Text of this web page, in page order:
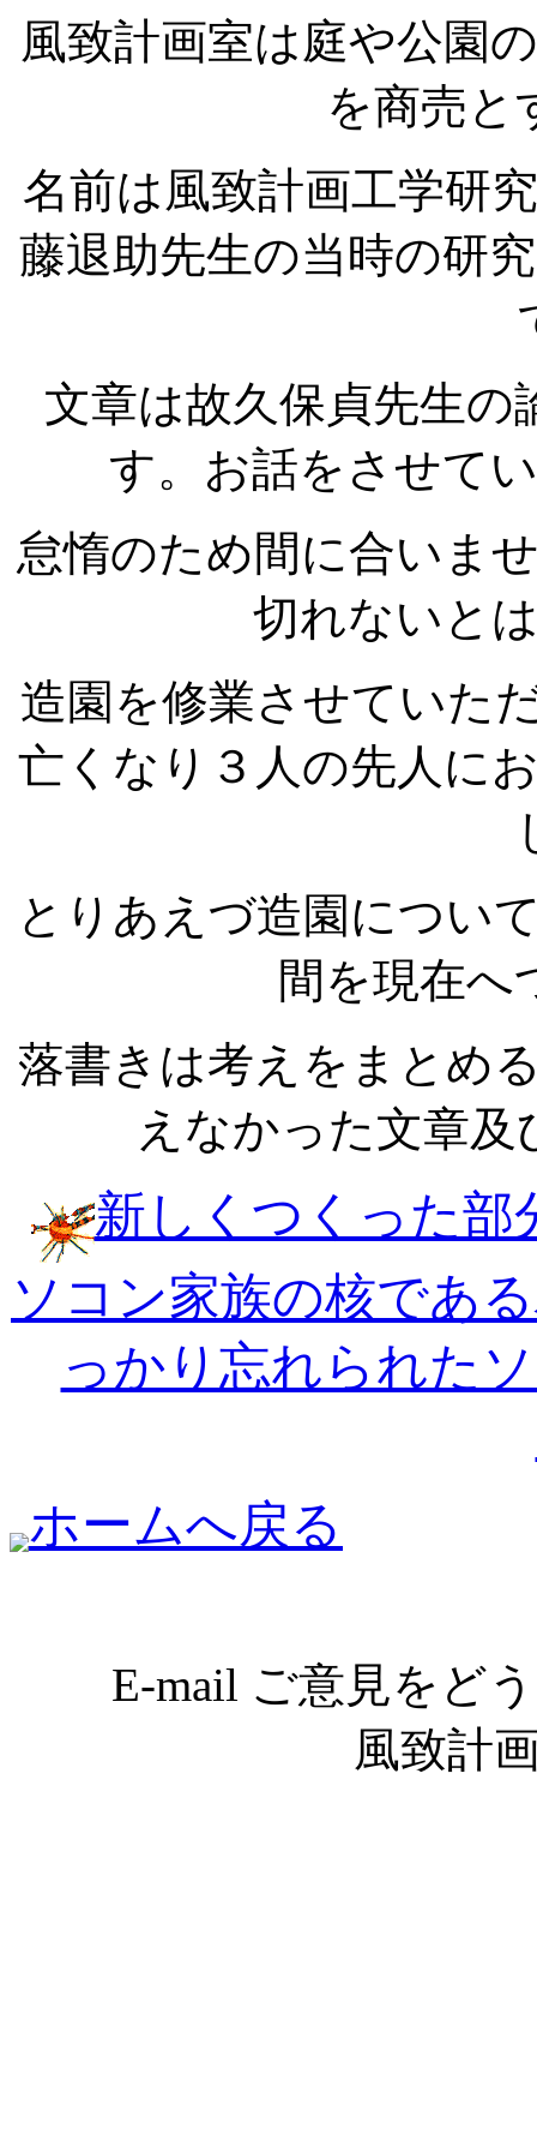
風致計画室は庭や公園
を商売と
名前は風致計画工学研
藤退助先生の当時の研
文章は故久保貞先生
す。お話をさせて
怠惰のため間に合いま
切れないと
造園を修業させていた
亡くなり３人の先人に
とりあえづ造園につい
間を現在へ
落書きは考えをまとめ
えなかった文章
新しくつくった部
ソコン家族の核であ
っかり忘れられた
ホームへ戻る
E-mail ご意見をど
風致計